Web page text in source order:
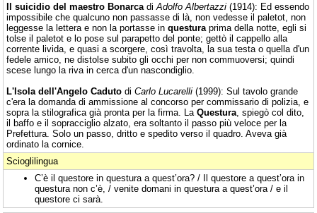
Il suicidio del maestro Bonarca di Adolfo Albertazzi (1914): Ed essendo
impossibile che qualcuno non passasse di là, non vedesse il paletot, non
leggesse la lettera e non la portasse in questura prima della notte, egli si
tolse il paletot e lo pose sul parapetto del ponte; gettò il cappello alla
corrente livida, e quasi a scorgere, così travolta, la sua testa o quella d'un
fedele amico, ne distolse subito gli occhi per non commuoversi; quindi
scese lungo la riva in cerca d'un nascondiglio.
L'Isola dell'Angelo Caduto di Carlo Lucarelli (1999): Sul tavolo grande
c'era la domanda di ammissione al concorso per commissario di polizia, e
sopra la stilografica già pronta per la firma. La Questura , spiegò col dito,
il baffo e il sopracciglio alzato, era soltanto il passo più veloce per la
Prefettura. Solo un passo, dritto e spedito verso il quadro. Aveva già
ordinato la cornice.
Scioglilingua
C’è il questore in questura a quest’ora? / Il questore a quest’ora in
questura non c’è, / venite domani in questura a quest’ora / e il
questore ci sarà.